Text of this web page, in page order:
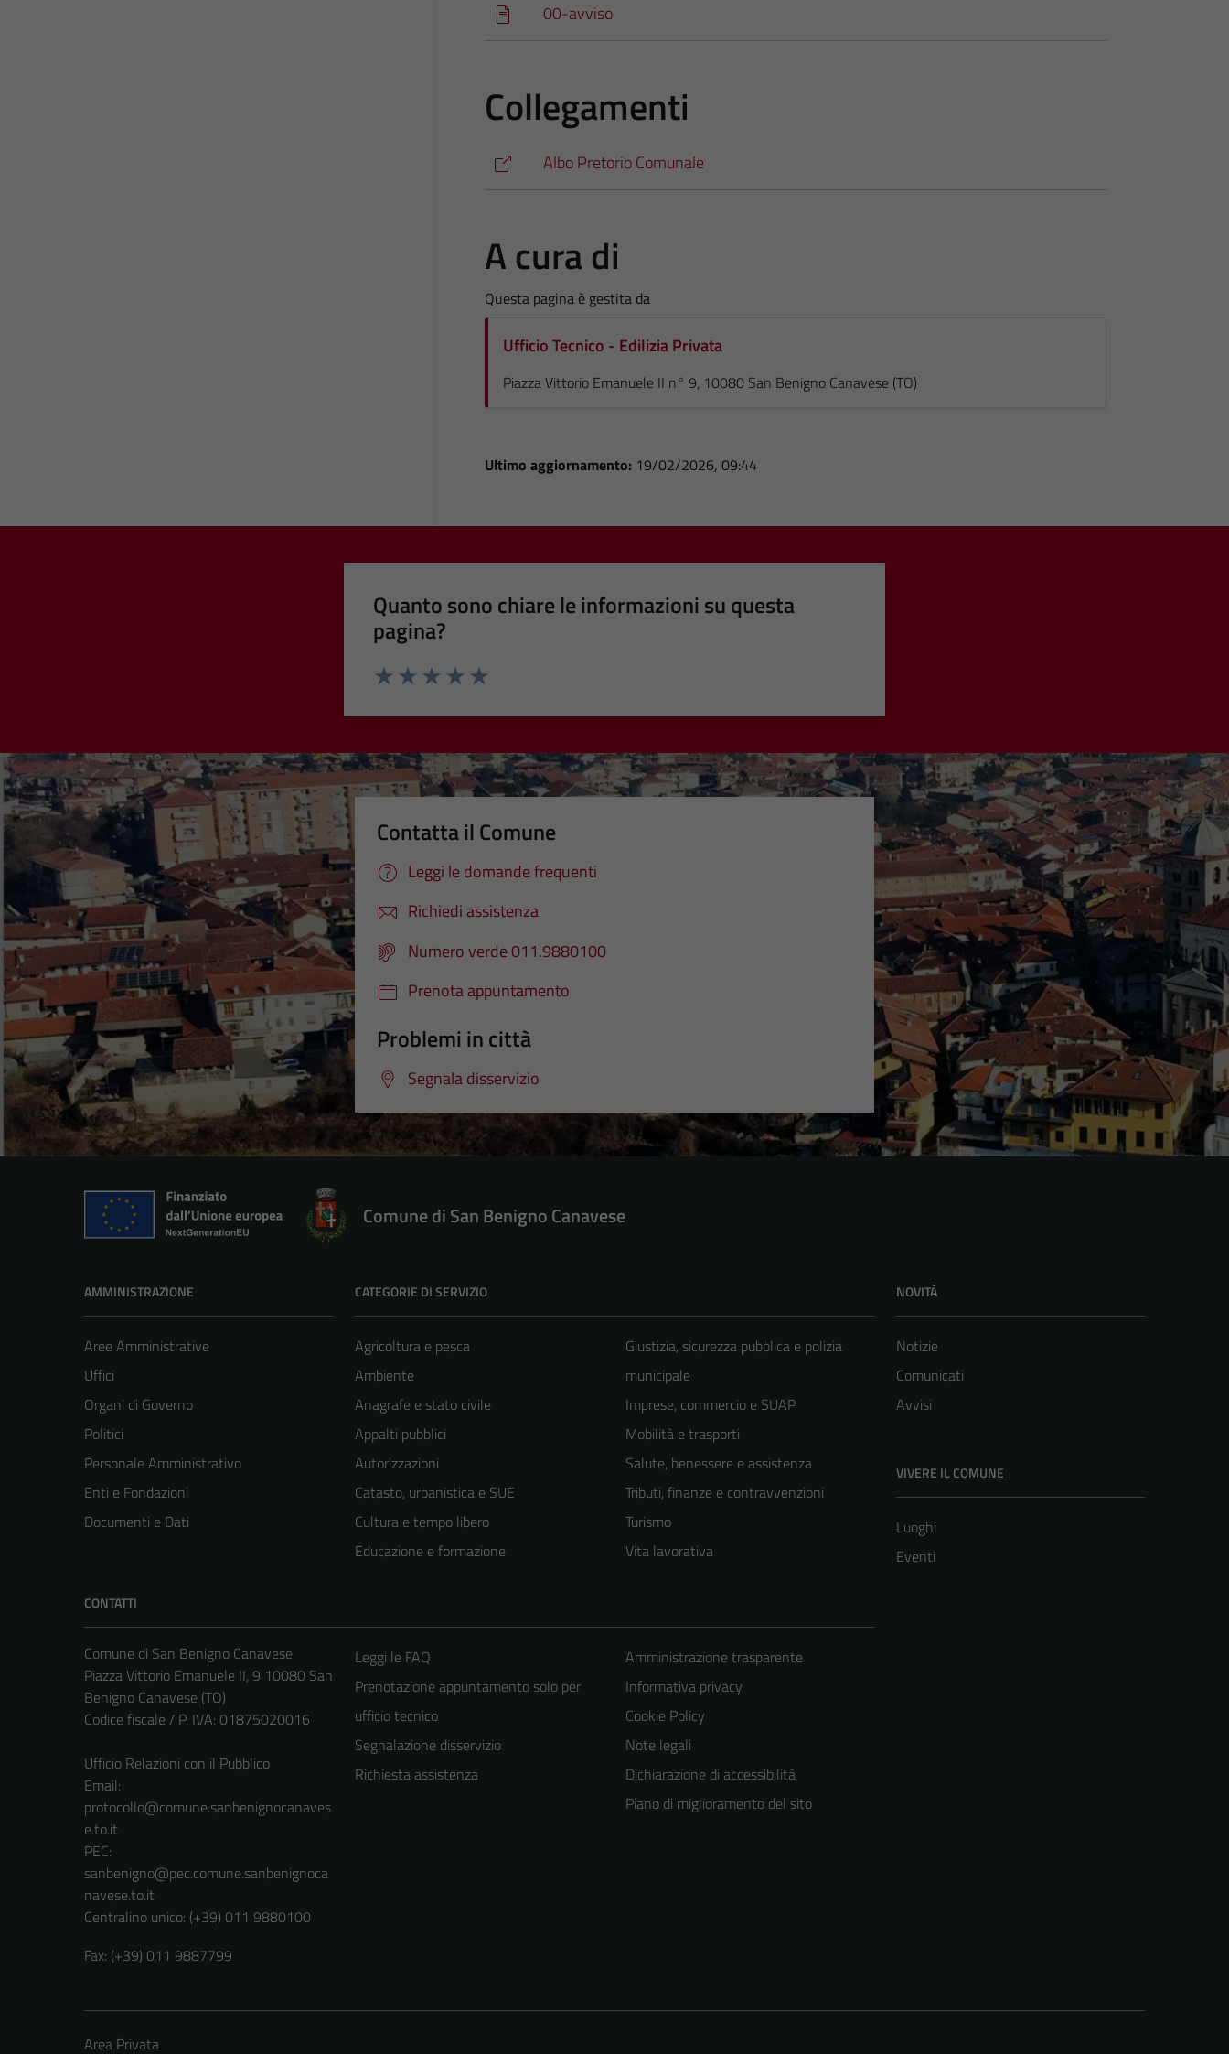
00-avviso
Collegamenti
Albo Pretorio Comunale
A cura di
Questa pagina è gestita da
Ufficio Tecnico - Edilizia Privata
Piazza Vittorio Emanuele II n° 9, 10080 San Benigno Canavese (TO)
Ultimo aggiornamento: 19/02/2026, 09:44
Quanto sono chiare le informazioni su questa
pagina?
Contatta il Comune
Leggi le domande frequenti
Richiedi assistenza
Numero verde 011.9880100
Prenota appuntamento
Problemi in città
Segnala disservizio
Comune di San Benigno Canavese
AMMINISTRAZIONE
Aree Amministrative
Uffici
Organi di Governo
Politici
Personale Amministrativo
Enti e Fondazioni
Documenti e Dati
CATEGORIE DI SERVIZIO
Agricoltura e pesca
Ambiente
Anagrafe e stato civile
Appalti pubblici
Autorizzazioni
Catasto, urbanistica e SUE
Cultura e tempo libero
Educazione e formazione
Giustizia, sicurezza pubblica e polizia
municipale
Imprese, commercio e SUAP
Mobilità e trasporti
Salute, benessere e assistenza
Tributi, finanze e contravvenzioni
Turismo
Vita lavorativa
NOVITÀ
Notizie
Comunicati
Avvisi
VIVERE IL COMUNE
Luoghi
Eventi
CONTATTI
Comune di San Benigno Canavese
Piazza Vittorio Emanuele II, 9 10080 San
Benigno Canavese (TO)
Codice fiscale / P. IVA: 01875020016
Ufficio Relazioni con il Pubblico
Email:
protocollo@comune.sanbenignocanaves
e.to.it
PEC:
sanbenigno@pec.comune.sanbenignoca
navese.to.it
Centralino unico: (+39) 011 9880100
Fax: (+39) 011 9887799
Leggi le FAQ
Prenotazione appuntamento solo per
ufficio tecnico
Segnalazione disservizio
Richiesta assistenza
Amministrazione trasparente
Informativa privacy
Cookie Policy
Note legali
Dichiarazione di accessibilità
Piano di miglioramento del sito
Area Privata